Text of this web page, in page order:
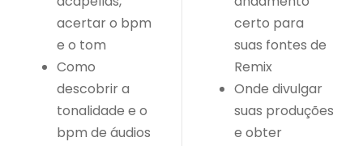
acertar o bpm
e o tom
Como
descobrir a
tonalidade e o
bpm de áudios
certo para
suas fontes de
Remix
Onde divulgar
suas produções
e obter